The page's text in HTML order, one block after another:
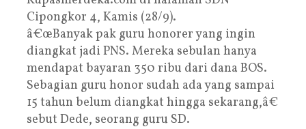
Cipongkor 4, Kamis (28/9).
â€œBanyak pak guru honorer yang ingin
diangkat jadi PNS. Mereka sebulan hanya
mendapat bayaran 350 ribu dari dana BOS.
Sebagian guru honor sudah ada yang sampai
15 tahun belum diangkat hingga sekarang,â€
sebut Dede, seorang guru SD.